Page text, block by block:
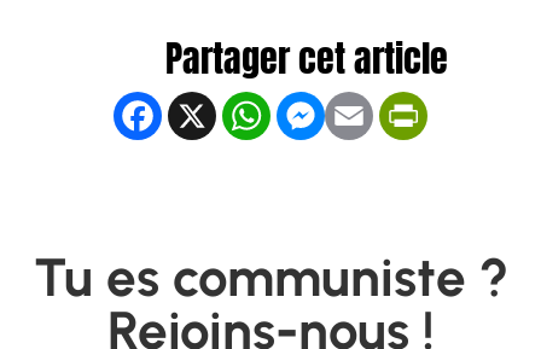
Facebook
X WhatsApp
Messenger
Email
Tu es communiste ?
Rejoins-nous !